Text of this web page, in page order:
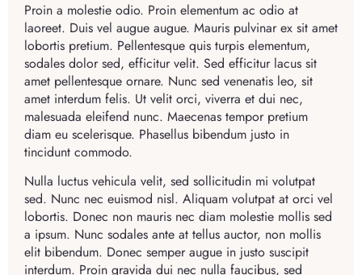
Proin a molestie odio. Proin elementum ac odio at
laoreet. Duis vel augue augue. Mauris pulvinar ex sit amet
lobortis pretium. Pellentesque quis turpis elementum,
sodales dolor sed, efficitur velit. Sed efficitur lacus sit
amet pellentesque ornare. Nunc sed venenatis leo, sit
amet interdum felis. Ut velit orci, viverra et dui nec,
malesuada eleifend nunc. Maecenas tempor pretium
diam eu scelerisque. Phasellus bibendum justo in
tincidunt commodo.
Nulla luctus vehicula velit, sed sollicitudin mi volutpat
sed. Nunc nec euismod nisl. Aliquam volutpat at orci vel
lobortis. Donec non mauris nec diam molestie mollis sed
a ipsum. Nunc sodales ante at tellus auctor, non mollis
elit bibendum. Donec semper augue in justo suscipit
interdum. Proin gravida dui nec nulla faucibus, sed